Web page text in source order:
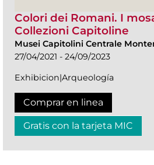
Colori dei Romani. I
Collezioni Capitoline
Musei Capitolini Centrale
27/04/2021 - 24/09/2023
Exhibicion|Arqueología
Comprar en linea
Gratis con la tarjeta MIC